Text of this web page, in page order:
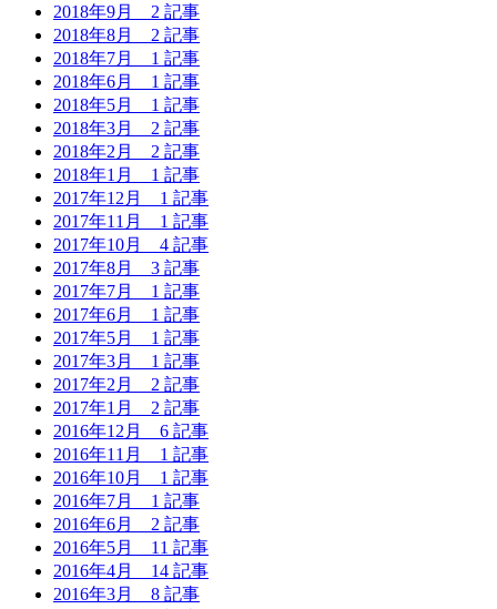
2018年9月 2 記事
2018年8月 2 記事
2018年7月 1 記事
2018年6月 1 記事
2018年5月 1 記事
2018年3月 2 記事
2018年2月 2 記事
2018年1月 1 記事
2017年12月 1 記事
2017年11月 1 記事
2017年10月 4 記事
2017年8月 3 記事
2017年7月 1 記事
2017年6月 1 記事
2017年5月 1 記事
2017年3月 1 記事
2017年2月 2 記事
2017年1月 2 記事
2016年12月 6 記事
2016年11月 1 記事
2016年10月 1 記事
2016年7月 1 記事
2016年6月 2 記事
2016年5月 11 記事
2016年4月 14 記事
2016年3月 8 記事